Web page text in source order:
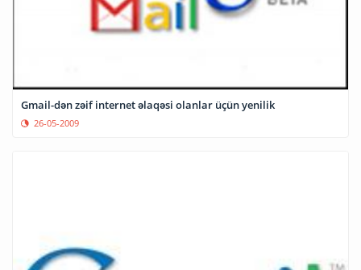
Gmail-dən zəif internet əlaqəsi olanlar üçün yenilik
26-05-2009